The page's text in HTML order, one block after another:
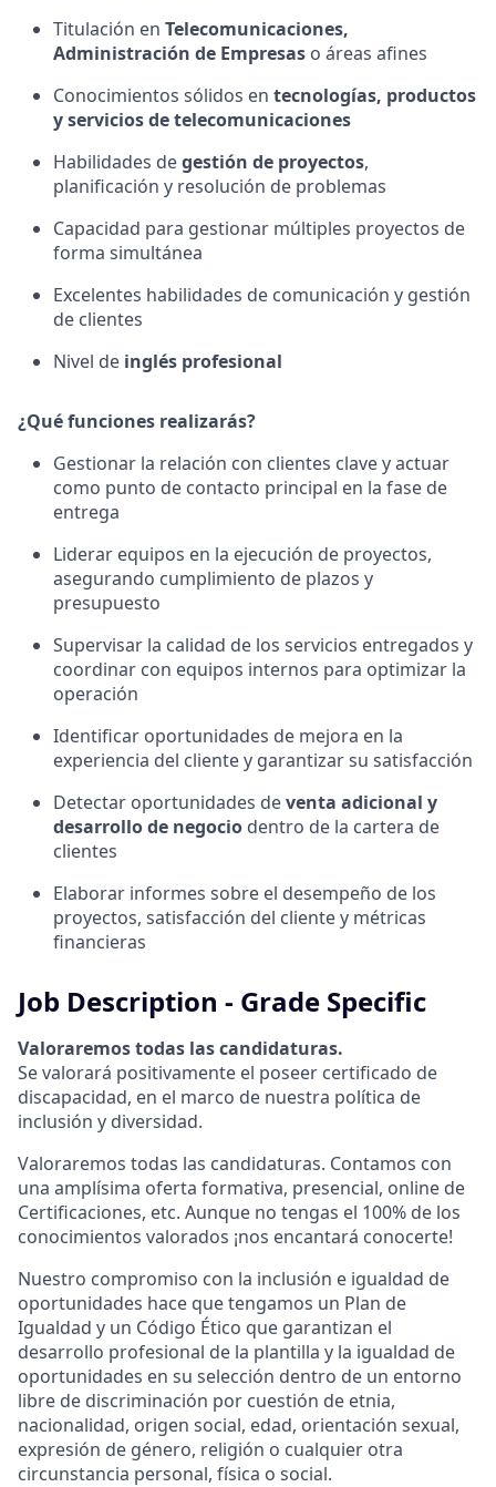
Titulación en Telecomunicaciones,
Administración de Empresas o áreas afines
Conocimientos sólidos en tecnologías, productos
y servicios de telecomunicaciones
Habilidades degestión de proyectos,
planificación y resolución de problemas
Capacidad para gestionar múltiples proyectos de
forma simultánea
Excelentes habilidades de comunicación y gestión
de clientes
Nivel de inglés profesional
¿Qué funciones realizarás?
Gestionar la relación con clientes clave y actuar
como punto de contacto principal en la fase de
entrega
Liderar equipos en la ejecución de proyectos,
asegurando cumplimiento de plazos y
presupuesto
Supervisar la calidad de los servicios entregados y
coordinar con equipos internos para optimizar la
operación
Identificar oportunidades de mejora en la
experiencia del cliente y garantizar su satisfacción
Detectar oportunidades deventa adicional y
desarrollo de negocio dentro de la cartera de
clientes
Elaborar informes sobre el desempeño de los
proyectos, satisfacción del cliente y métricas
financieras
Job Description - Grade Specific
Valoraremos todas las candidaturas.
Se valorará positivamente el poseer certificado de
discapacidad, en el marco de nuestra política de
inclusión y diversidad.
Valoraremos todas las candidaturas. Contamos con
una amplísima oferta formativa, presencial, online de
Certificaciones, etc. Aunque no tengas el 100% de los
conocimientos valorados ¡nos encantará conocerte!
Nuestro compromiso con la inclusión e igualdad de
oportunidades hace que tengamos un Plan de
Igualdad y un Código Ético que garantizan el
desarrollo profesional de la plantilla y la igualdad de
oportunidades en su selección dentro de un entorno
libre de discriminación por cuestión de etnia,
nacionalidad, origen social, edad, orientación sexual,
expresión de género, religión o cualquier otra
circunstancia personal, física o social.